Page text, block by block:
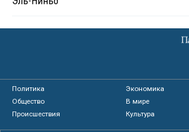
Политика
Экономика
Общество
В мире
Происшествия
Культура